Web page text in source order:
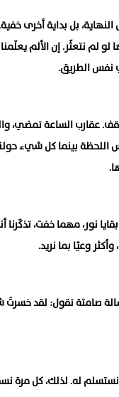
بل بداية أخرى
لم نتعثّر. إن الألم يعلّمنا
نفس الطريق.
عقارب الساعة تمضي،
بينما كل شيء
بقايا نور، مهما خفت،
وعيًا بما نريد.
صامتة تقول: لقد
له. لذلك، كل مرة